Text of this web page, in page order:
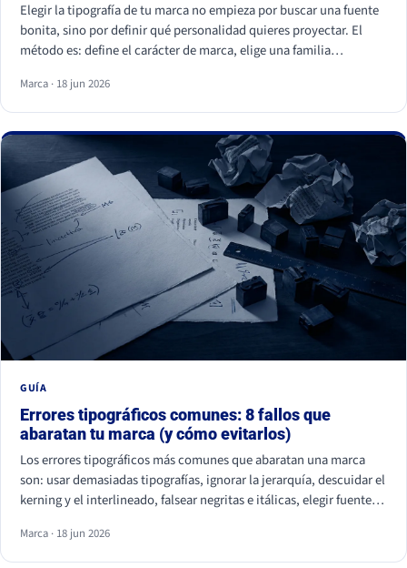
Elegir la tipografía de tu marca no empieza por buscar una fuente
bonita, sino por definir qué personalidad quieres proyectar. El
método es: define el carácter de marca, elige una familia
legibilidad en todos tus soportes, comprueba la licencia
comercial y asegúrate de ser distinto a tu competencia. La fuente
es lo último; la estrategia es lo primero.
Marca · 18 jun 2026
GUÍA
Errores tipográficos comunes: 8 fallos que
abaratan tu marca (y cómo evitarlos)
Los errores tipográficos más comunes que abaratan una marca
son: usar demasiadas tipografías, ignorar la jerarquía, descuidar el
kerning y el interlineado, falsear negritas e itálicas, elegir fuentes
licencia y ser idéntico a la competencia. Casi ninguno se nota de
uno en uno, pero juntos hacen que tu marca parezca improvisada.
Marca · 18 jun 2026